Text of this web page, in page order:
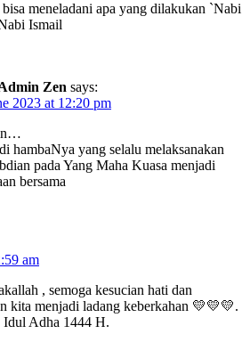
meneladani apa yang dilakukan `Nabi
Ismail
Zen says:
2023 at 12:20 pm
hambaNya yang selalu melaksanakan
pada Yang Maha Kuasa menjadi
bersama
am
, semoga kesucian hati dan
kita menjadi ladang keberkahan 💛💛💛.
Idul Adha 1444 H.